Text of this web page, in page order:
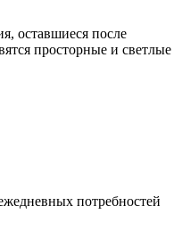
оставшиеся после
просторные и светлые
потребностей